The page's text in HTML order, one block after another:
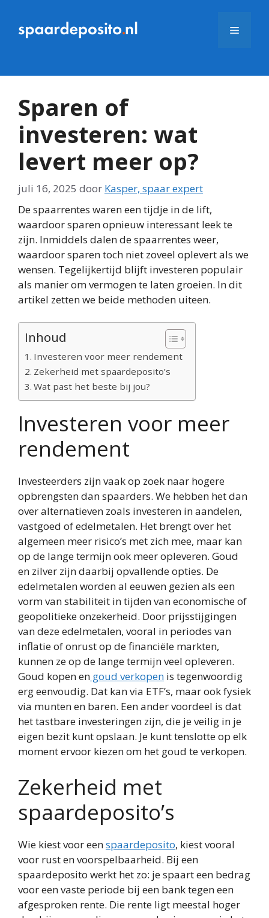
Menu
Sparen of
investeren: wat
levert meer op?
juli 16, 2025 door Kasper, spaar expert
De spaarrentes waren een tijdje in de lift,
waardoor sparen opnieuw interessant leek te
zijn. Inmiddels dalen de spaarrentes weer,
waardoor sparen toch niet zoveel oplevert als we
wensen. Tegelijkertijd blijft investeren populair
als manier om vermogen te laten groeien. In dit
artikel zetten we beide methoden uiteen.
Inhoud
Investeren voor meer rendement
Zekerheid met spaardeposito’s
Wat past het beste bij jou?
Investeren voor meer
rendement
Investeerders zijn vaak op zoek naar hogere
opbrengsten dan spaarders. We hebben het dan
over alternatieven zoals investeren in aandelen,
vastgoed of edelmetalen. Het brengt over het
algemeen meer risico’s met zich mee, maar kan
op de lange termijn ook meer opleveren. Goud
en zilver zijn daarbij opvallende opties. De
edelmetalen worden al eeuwen gezien als een
vorm van stabiliteit in tijden van economische of
geopolitieke onzekerheid. Door prijsstijgingen
van deze edelmetalen, vooral in periodes van
inflatie of onrust op de financiële markten,
kunnen ze op de lange termijn veel opleveren.
Goud kopen en goud verkopen is tegenwoordig
erg eenvoudig. Dat kan via ETF’s, maar ook fysiek
via munten en baren. Een ander voordeel is dat
het tastbare investeringen zijn, die je veilig in je
eigen bezit kunt opslaan. Je kunt tenslotte op elk
moment ervoor kiezen om het goud te verkopen.
Zekerheid met
spaardeposito’s
Wie kiest voor eenspaardeposito, kiest vooral
voor rust en voorspelbaarheid. Bij een
spaardeposito werkt het zo: je spaart een bedrag
voor een vaste periode bij een bank tegen een
afgesproken rente. Die rente ligt meestal hoger